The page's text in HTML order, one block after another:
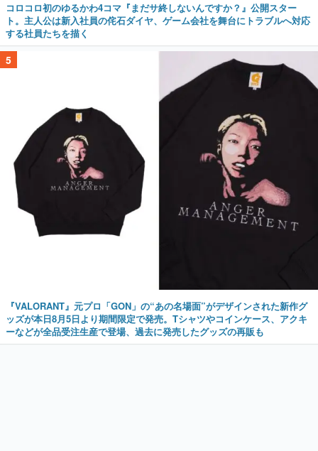
コロコロ初のゆるかわ4コマ『まだサ終しないんですか？』公開スター
ト。主人公は新入社員の侘石ダイヤ、ゲーム会社を舞台にトラブルへ対応
する社員たちを描く
5
『VALORANT』元プロ「GON」の“あの名場面”がデザインされた新作グ
ッズが本日8月5日より期間限定で発売。Tシャツやコインケース、アクキ
ーなどが全品受注生産で登場、過去に発売したグッズの再販も